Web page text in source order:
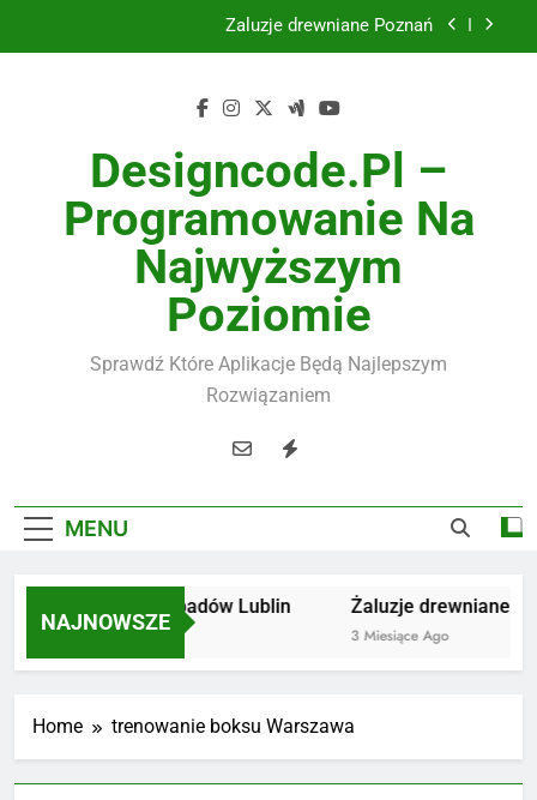
Żaluzje drewniane Poznań
Utylizacja odpadów Lublin
Żaluzje drewniane Poznań
Instalacje elektryczne Gdańsk
Designcode.pl –
Programowanie Na
Najwyższym
Poziomie
Sprawdź Które Aplikacje Będą Najlepszym
Rozwiązaniem
MENU
NAJNOWSZE
Utylizacja odpadów Lublin
2 Miesiące Ago
Żaluzje drewniane
3 Miesiące Ago
Home trenowanie boksu Warszawa